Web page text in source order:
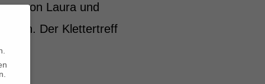
von Laura und
an. Der Klettertreff